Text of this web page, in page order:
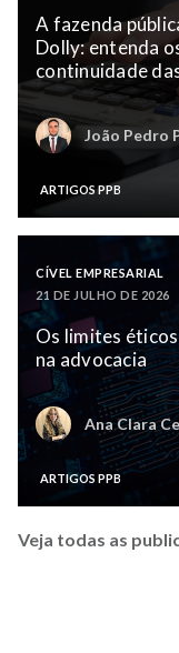
A fazenda
Dolly: entenda
continuidade
João Pedro
ARTIGOS PPB
CÍVEL EMPRESARIAL
21 DE JULHO DE 2026
Os limites
na advocacia
Ana Clara
ARTIGOS PPB
Veja todas as